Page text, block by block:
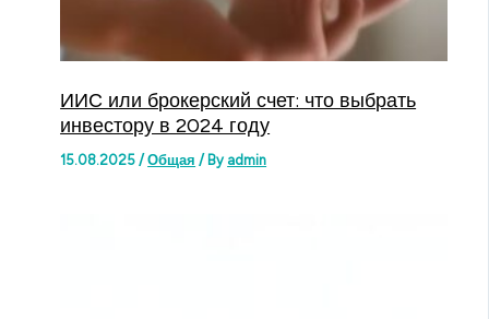
ИИС или брокерский счет: что выбрать
инвестору в 2024 году
15.08.2025/Общая / By admin